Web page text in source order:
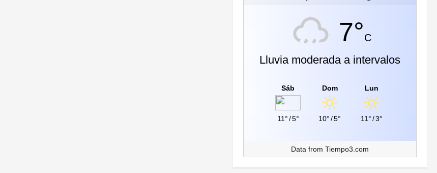
7°C
Lluvia moderada a intervalos
Sáb
11°/5°
Dom
10° /5°
Lun
11°/3°
Data from Tiempo3.com